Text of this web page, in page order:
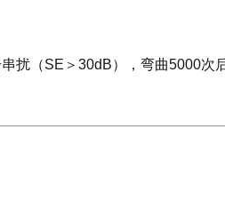
扰（SE＞30dB），弯曲5000次